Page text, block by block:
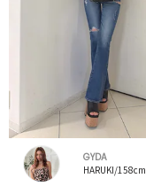
GYDA
HARUKI/158cm